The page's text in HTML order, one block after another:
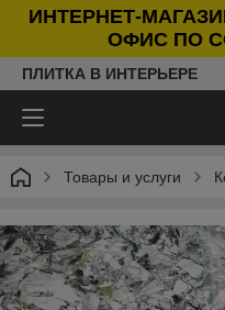
ИНТЕРНЕТ-
ОФИС ПО
ПЛИТКА В ИНТЕРЬЕРЕ
Товары и услуги